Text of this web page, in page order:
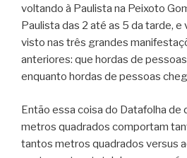
voltando à Paulista na Peixoto
Paulista das 2 até as 5 da tarde, e
visto nas três grandes
anteriores: que hordas de
enquanto hordas de pessoas
Então essa coisa do Datafolha de
metros quadrados comportam
tantos metros quadrados versus